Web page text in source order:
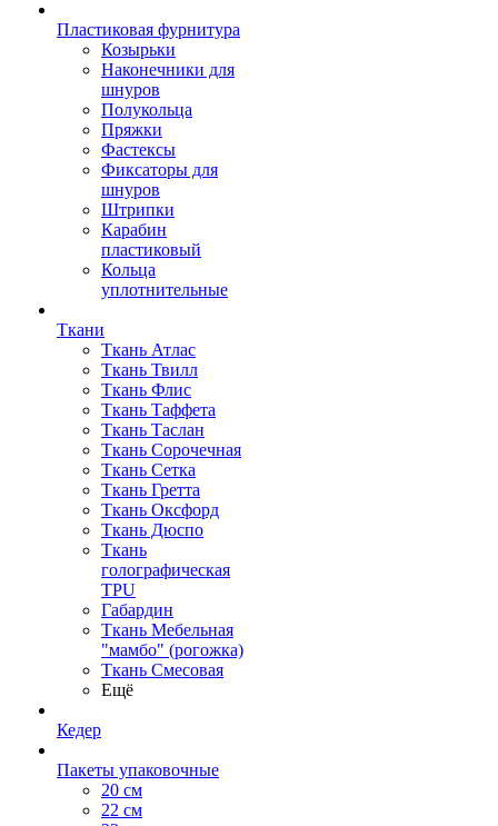
Пластиковая фурнитура
Козырьки
Наконечники для
шнуров
Полукольца
Пряжки
Фастексы
Фиксаторы для
шнуров
Штрипки
Карабин
пластиковый
Кольца
уплотнительные
Ткани
Ткань Атлас
Ткань Твилл
Ткань Флис
Ткань Таффета
Ткань Таслан
Ткань Сорочечная
Ткань Сетка
Ткань Гретта
Ткань Оксфорд
Ткань Дюспо
Ткань
голографическая
TPU
Габардин
Ткань Мебельная
"мамбо" (рогожка)
Ткань Смесовая
Ещё
Кедер
Пакеты упаковочные
20 см
22 см